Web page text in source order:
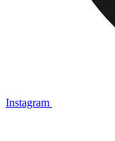
Instagram